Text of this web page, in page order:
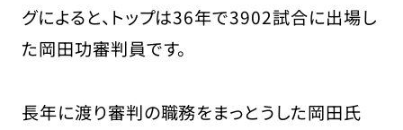
グによると、トップは36年で3902試合に出場し
た岡田功審判員です。
長年に渡り審判の職務をまっとうした岡田氏